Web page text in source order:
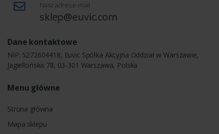
Nasz adres e-mail
sklep@euvic.com
Dane kontaktowe
NIP: 5272604418, Euvic Spółka Akcyjna Oddział w Warszawie,
Jagiellońska 78, 03-301 Warszawa, Polska
Menu główne
Strona główna
Mapa sklepu